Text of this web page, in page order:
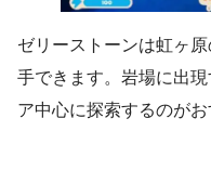
ゼリーストーンは虹ヶ
手できます。岩場に出
ア中心に探索するのがお